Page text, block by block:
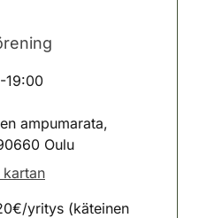
19:00
ampumarata,
Oulu
kartan
yritys (käteinen